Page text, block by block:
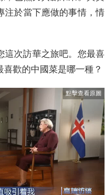
注於當下應做的事情，情
這次訪華之旅吧。您最喜
歡的中國菜是哪一種？